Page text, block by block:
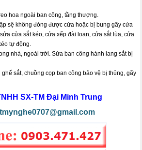
hoa ngoài ban công, tầng thượng.
sệ không đóng được cửa hoặc bị bung gãy cửa
cửa sắt kéo, cửa xếp đài loan, cửa sắt lùa, cửa
tự động.
nhà, ngoài trời. Sửa ban công hành lang sắt bị
sắt, chuồng cọp ban công bảo vệ bị thủng, gãy
SX-TM Đại Minh Trung